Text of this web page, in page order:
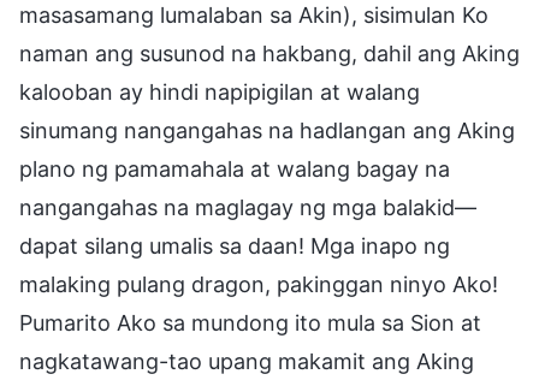
masasamang lumalaban sa Akin), sisimulan Ko
naman ang susunod na hakbang, dahil ang Aking
kalooban ay hindi napipigilan at walang
sinumang nangangahas na hadlangan ang Aking
plano ng pamamahala at walang bagay na
nangangahas na maglagay ng mga balakid—
dapat silang umalis sa daan! Mga inapo ng
malaking pulang dragon, pakinggan ninyo Ako!
Pumarito Ako sa mundong ito mula sa Sion at
nagkatawang-tao upang makamit ang Aking